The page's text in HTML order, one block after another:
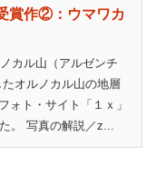
賞作②：ウマワカ
カル山（アルゼンチ
オルノカル山の地層
ォト・サイト「１ｘ」
。 写真の解説／z...